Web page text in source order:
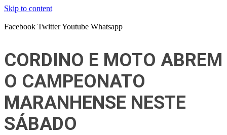
Skip to content
Facebook TwitterYoutube Whatsapp
CORDINO E MOTO ABREM
O CAMPEONATO
MARANHENSE NESTE
SÁBADO